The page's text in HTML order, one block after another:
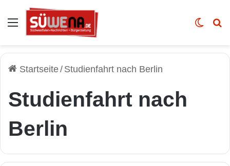
Auswahl Skin
Startseite/ Studienfahrt nach Berlin
Studienfahrt nach
Berlin